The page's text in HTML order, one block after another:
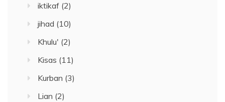
iktikaf (2)
jihad (10)
Khulu' (2)
Kisas (11)
Kurban (3)
Lian (2)